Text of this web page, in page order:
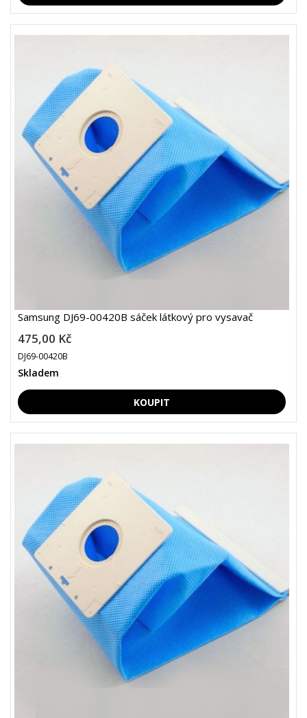
Samsung DJ69-00420B sáček látkový pro vysavač
475,00 Kč
DJ69-00420B
Skladem